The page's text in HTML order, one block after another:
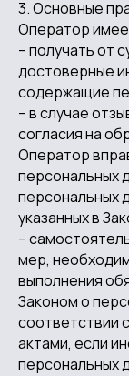
3. Основные
Оператор
– получать от
достоверные
содержащие
– в случае
согласия на
Оператор
персональных
персональных
указанных в
–
мер,
выполнения
Законом о
соответствии
актами, если
персональных